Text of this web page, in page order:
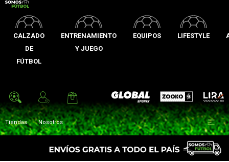
CALZADO
DE
FÚTBOL
ENTRENAMIENTO
Y JUEGO
EQUIPOS LIFESTYLE
Global Sports Zooko Lira
Tiendas Nosotros 